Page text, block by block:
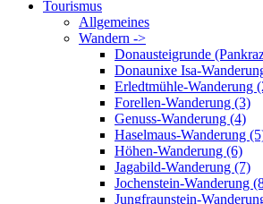
Tourismus
Allgemeines
Wandern ->
Donausteigrunde
Donaunixe Isa-
Erledtmühle-Wanderung
Forellen-Wanderung (3)
Genuss-Wanderung (4)
Haselmaus-Wanderung
Höhen-Wanderung (6)
Jagabild-Wanderung (7)
Jochenstein-Wanderung
Jungfraunstein-